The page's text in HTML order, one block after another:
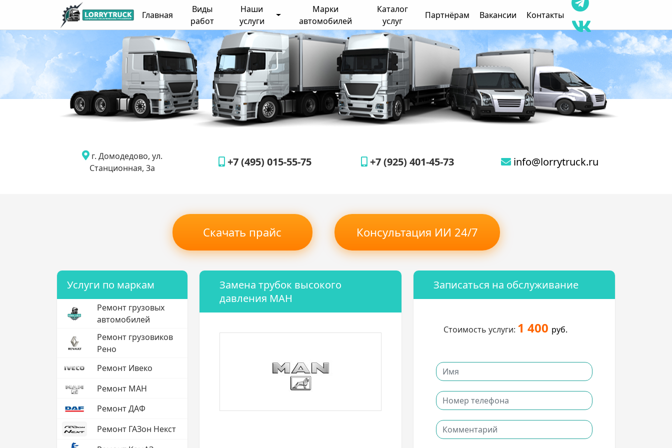
Главная
Виды
работ
Наши
услуги
Марки
автомобилей
Каталог
услуг
Партнёрам Вакансии Контакты
г. Домодедово, ул.
Станционная, 3а
+7 (495) 015-55-75 +7 (925) 401-45-73 info@lorrytruck.ru
Скачать прайс Консультация ИИ 24/7
Услуги по маркам
Ремонт грузовых
автомобилей
Ремонт грузовиков
Рено
Ремонт Ивеко
Ремонт МАН
Ремонт ДАФ
Ремонт ГАЗон Некст
Замена трубок высокого
давления МАН
Записаться на обслуживание
Стоимость услуги: 1 400 руб.